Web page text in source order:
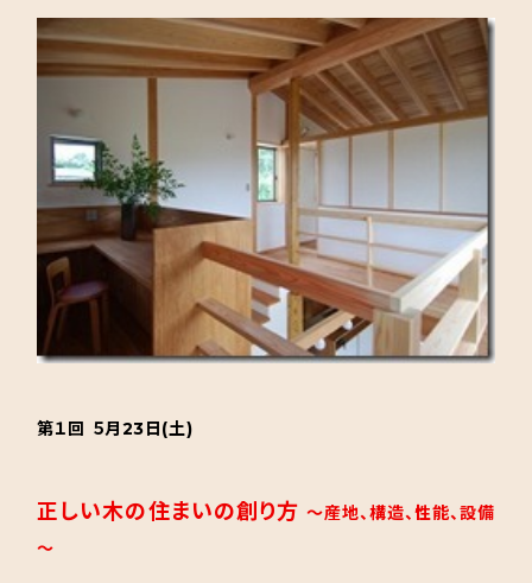
第１回 ５月23日(土)
正しい木の住まいの創り方 ～産地、構造、性能、設備
～